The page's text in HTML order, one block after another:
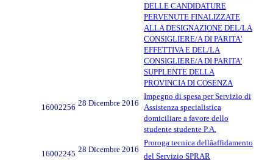
DELLE CANDIDATURE
PERVENUTE FINALIZZATE
ALLA DESIGNAZIONE DEL/LA
CONSIGLIERE/A DI PARITA'
EFFETTIVA E DEL/LA
CONSIGLIERE/A DI PARITA'
SUPPLENTE DELLA
PROVINCIA DI COSENZA
16002256 28 Dicembre 2016
Impegno di spesa per Servizio di
Assistenza specialistica
domiciliare a favore dello
studente studente P.A.
16002245 28 Dicembre 2016
Proroga tecnica dellâaffidamento
del Servizio SPRAR